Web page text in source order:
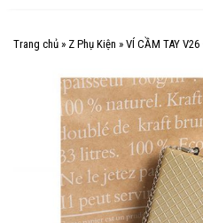
Trang chủ » Z Phụ Kiện » VÍ CẦM TAY V26